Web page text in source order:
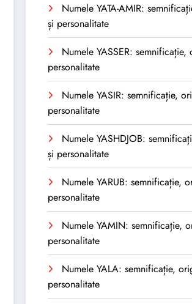
Numele YATA-AMIR:
și personalitate
Numele YASSER: semnificație,
personalitate
Numele YASIR: semnificație,
personalitate
Numele YASHDJOB:
și personalitate
Numele YARUB: semnificație,
personalitate
Numele YAMIN: semnificație,
personalitate
Numele YALA: semnificație,
personalitate